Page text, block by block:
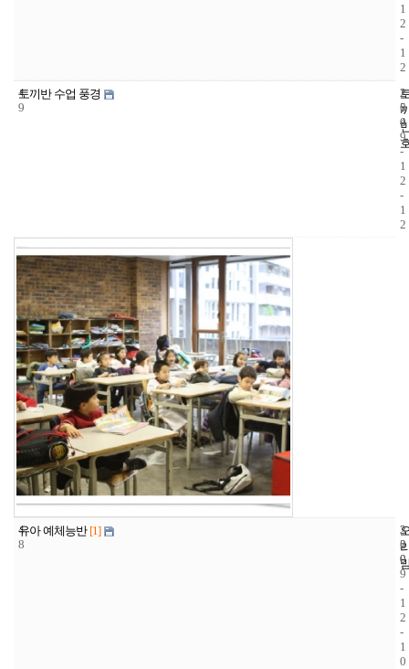
1
2
-
1
2
4
9
토끼반 수업 풍경
2
5
4
2
0
0
9
-
1
2
-
1
2
4
8
유아 예체능반 [1]
3
2
0
2
0
0
9
-
1
2
-
1
0